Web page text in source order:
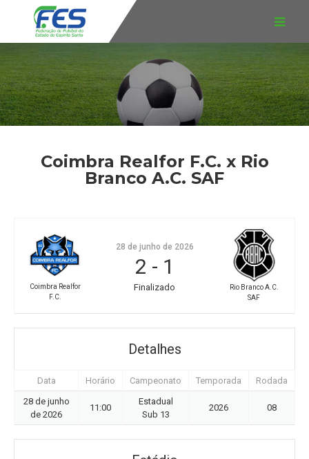
Coimbra Realfor F.C. x Rio
Branco A.C. SAF
Coimbra Realfor
F.C.
Rio Branco A.C.
SAF
28 de junho de 2026
2 - 1
Finalizado
Detalhes
Data Horário Campeonato Temporada
Rodada
28 de junho
de 2026
11:00
Estadual
Sub 13
2026 08